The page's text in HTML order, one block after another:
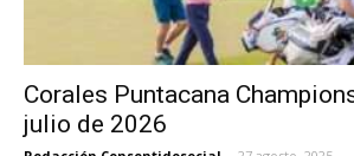
Corales Puntacana
julio de 2026